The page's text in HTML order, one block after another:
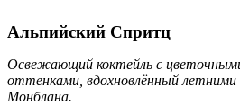
Альпийский Спритц
Освежающий коктейль с
оттенками, вдохновлённый
Монблана.